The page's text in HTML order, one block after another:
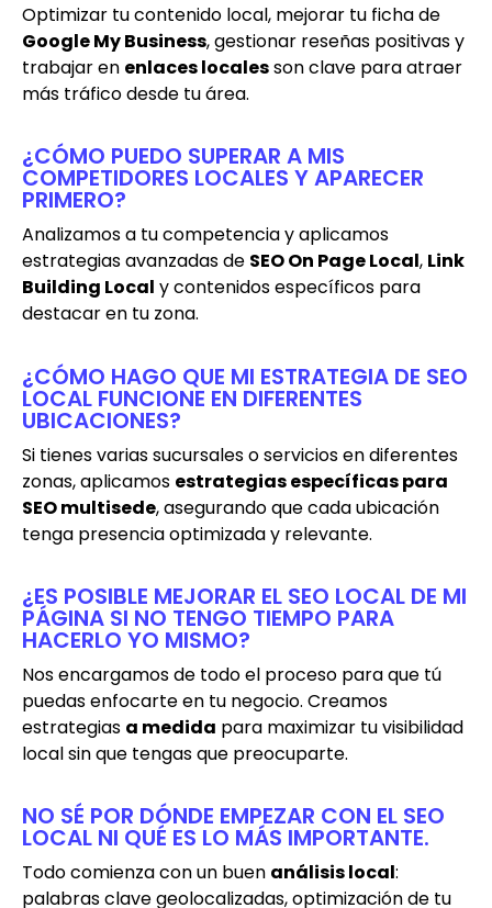
Optimizar tu contenido local, mejorar tu ficha de
Google My Business, gestionar reseñas positivas y
trabajar en enlaces localesson clave para atraer
más tráfico desde tu área.
¿CÓMO PUEDO SUPERAR A MIS
COMPETIDORES LOCALES Y APARECER
PRIMERO?
Analizamos a tu competencia y aplicamos
estrategias avanzadas de SEO On Page Local, Link
Building Local y contenidos específicos para
destacar en tu zona.
¿CÓMO HAGO QUE MI ESTRATEGIA DE SEO
LOCAL FUNCIONE EN DIFERENTES
UBICACIONES?
Si tienes varias sucursales o servicios en diferentes
zonas, aplicamos estrategias específicas para
SEO multisede, asegurando que cada ubicación
tenga presencia optimizada y relevante.
¿ES POSIBLE MEJORAR EL SEO LOCAL DE MI
PÁGINA SI NO TENGO TIEMPO PARA
HACERLO YO MISMO?
Nos encargamos de todo el proceso para que tú
puedas enfocarte en tu negocio. Creamos
estrategias a medida para maximizar tu visibilidad
local sin que tengas que preocuparte.
NO SÉ POR DÓNDE EMPEZAR CON EL SEO
LOCAL NI QUÉ ES LO MÁS IMPORTANTE.
Todo comienza con un buen análisis local:
palabras clave geolocalizadas, optimización de tu